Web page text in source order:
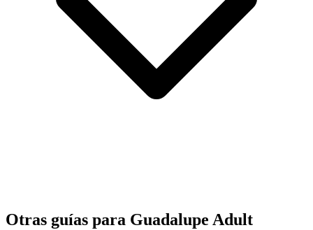
Otras guías para Guadalupe Adult